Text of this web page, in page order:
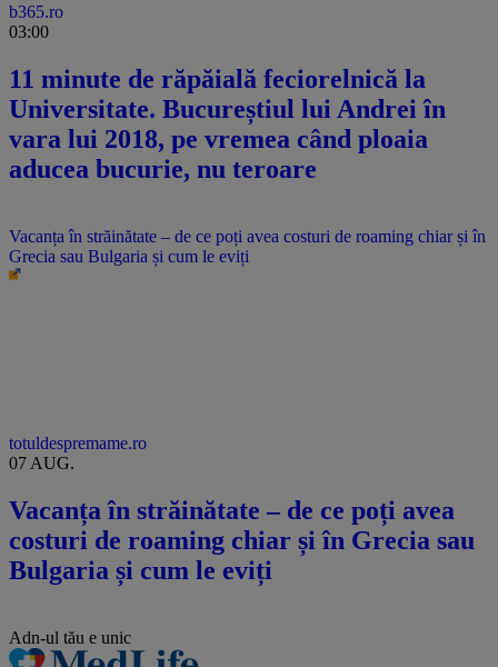
b365.ro
03:00
11 minute de răpăială feciorelnică la
Universitate. Bucureștiul lui Andrei în
vara lui 2018, pe vremea când ploaia
aducea bucurie, nu teroare
Vacanța în străinătate – de ce poți avea costuri de roaming chiar și în
Grecia sau Bulgaria și cum le eviți
totuldespremame.ro
07 AUG.
Vacanța în străinătate – de ce poți avea
costuri de roaming chiar și în Grecia sau
Bulgaria și cum le eviți
Adn-ul tău e unic